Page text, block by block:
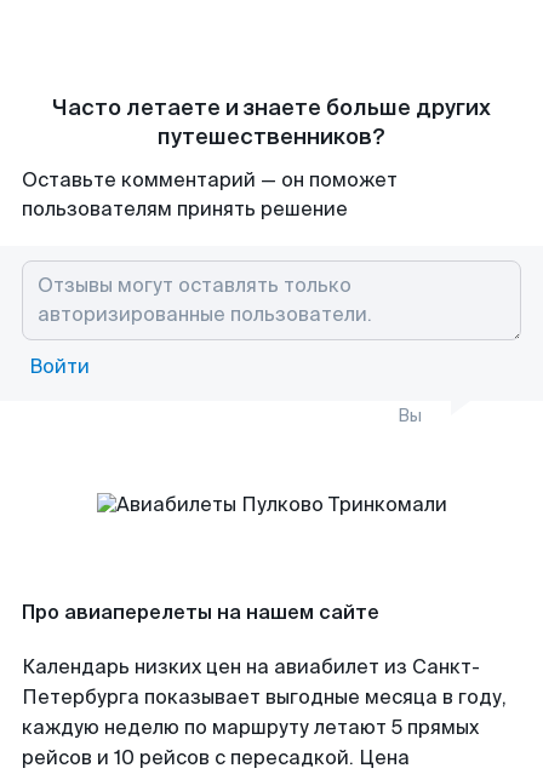
Часто летаете и знаете больше других
путешественников?
Оставьте комментарий — он поможет
пользователям принять решение
Войти
Вы
Про авиаперелеты на нашем сайте
Календарь низких цен на авиабилет из Санкт-
Петербурга показывает выгодные месяца в году,
каждую неделю по маршруту летают 5 прямых
рейсов и 10 рейсов с пересадкой. Цена